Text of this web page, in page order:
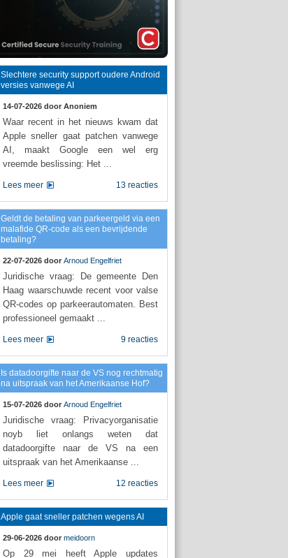
Slechtere security support oudere Android
versies vanwege AI
14-07-2026 door Anoniem
Waar recent in het nieuws kwam dat
Apple sneller gaat patchen vanwege
AI, maakt Google een wel erg
vreemde beslissing: Het ...
13 reacties
Lees meer
Geldt de betaling van parkeergeld via een
malafide QR-code als een bevrijdende
betaling?
22-07-2026 door Arnoud Engelfriet
Juridische vraag: De gemeente Den
Haag waarschuwde recent voor valse
QR-codes op parkeerautomaten. Best
professioneel gemaakt ...
9 reacties
Lees meer
Is datadoorgifte naar de VS nog rechtmatig
na uitspraak van het Amerikaanse Hof?
15-07-2026 door Arnoud Engelfriet
Juridische vraag: Privacyorganisatie
noyb liet onlangs weten dat
datadoorgifte naar de VS na een
uitspraak van het Amerikaanse ...
12 reacties
Lees meer
Apple gaat sneller patchen wegens AI
29-06-2026 door meidoorn
Op 29 mei heeft Apple updates